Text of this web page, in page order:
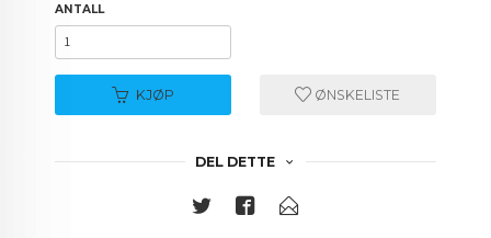
ANTALL
KJØP ØNSKELISTE
DEL DETTE